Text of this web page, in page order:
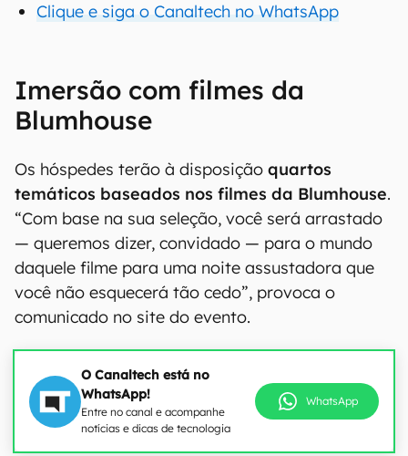
Clique e siga o Canaltech no WhatsApp
Imersão com filmes da
Blumhouse
Os hóspedes terão à disposição quartos
temáticos baseados nos filmes da Blumhouse.
“Com base na sua seleção, você será arrastado
— queremos dizer, convidado — para o mundo
daquele filme para uma noite assustadora que
você não esquecerá tão cedo”, provoca o
comunicado no site do evento.
O Canaltech está no
WhatsApp!
Entre no canal e acompanhe
notícias e dicas de tecnologia
WhatsApp